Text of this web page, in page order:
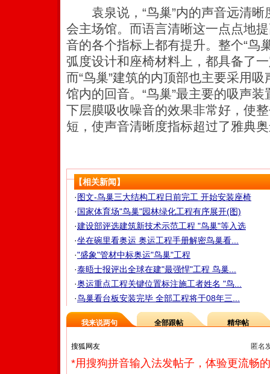
袁泉说，“鸟巢”内的声音远清晰
会主场馆。而语言清晰这一点点地
音的各个指标上都有提升。整个“鸟
弧度设计和座椅材料上，都具备了
而“鸟巢”建筑的内顶部也主要采用
馆内的回音。“鸟巢”最主要的吸声
下层膜吸收噪音的效果非常好，使
短，使声音清晰度指标超过了雅典
【相关新闻】
·图文-鸟巢三大结构工程日前完工 开始安装座椅
·国家体育场"鸟巢"园林绿化工程有序展开(图)
·建设部评选建筑新技术示范工程 "鸟巢"等入选
·坐在碗里看奥运 奥运工程手册解密鸟巢看...
·"盛象"管材中标奥运"鸟巢"工程
·泰晤士报评出全球在建"最强悍"工程 鸟巢...
·奥运重点工程关键位置标注施工者姓名 "鸟...
·鸟巢看台板安装完毕 全部工程将于08年三...
我来说两句 全部跟帖 精华帖
匿名
*用搜狗拼音输入法发帖子，体验更流畅